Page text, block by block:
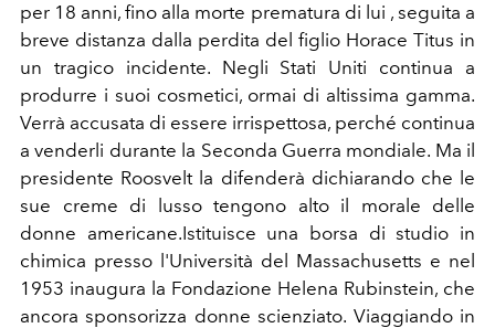
per 18 anni, fino alla morte prematura di lui , seguita a
breve distanza dalla perdita del figlio Horace Titus in
un tragico incidente. Negli Stati Uniti continua a
produrre i suoi cosmetici, ormai di altissima gamma.
Verrà accusata di essere irrispettosa, perché continua
a venderli durante la Seconda Guerra mondiale. Ma il
presidente Roosvelt la difenderà dichiarando che le
sue creme di lusso tengono alto il morale delle
donne americane.Istituisce una borsa di studio in
chimica presso l'Università del Massachusetts e nel
1953 inaugura la Fondazione Helena Rubinstein, che
ancora sponsorizza donne scienziato. Viaggiando in